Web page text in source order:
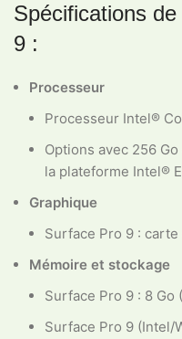
Spécifications
9 :
Processeur
Processeur Intel®
Options avec 256
la plateforme Intel®
Graphique
Surface Pro 9 :
Mémoire et stockage
Surface Pro 9 : 8 Go
Surface Pro 9 (Intel/